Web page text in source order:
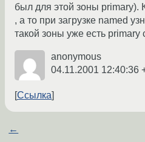
был для этой зоны primary).
, а то при загрузке named
такой зоны уже есть primary
anonymous
04.11.2001 12:40:36
Ссылка
←